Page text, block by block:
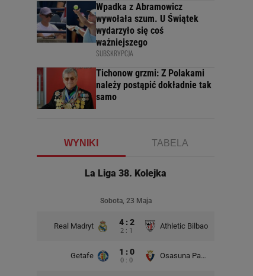
Wpadka z Abramowicz
wywołała szum. U Świątek
wydarzyło się coś
ważniejszego
SUBSKRYPCJA
Tichonow grzmi: Z Polakami
należy postąpić dokładnie tak
samo
WYNIKI TABELA
La Liga 38. Kolejka
Sobota, 23 Maja
Real Madryt 4 : 2
2 : 1
Athletic Bilbao
Getafe 1 : 0
0 : 0
Osasuna Pampeluna